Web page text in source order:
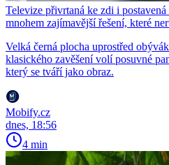
Televize přivrtaná ke zdi i
mnohem zajímavější řešení, které
Velká černá plocha uprostřed
klasického zavěšení volí posuvné
který se tváří jako obraz.
Mobify.cz
dnes, 18:56
4 min